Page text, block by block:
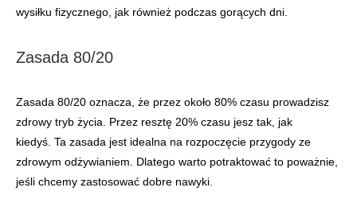
wysiłku fizycznego, jak również podczas gorących dni.
Zasada 80/20
Zasada 80/20 oznacza, że ​​przez około 80% czasu prowadzisz
zdrowy tryb życia. Przez resztę 20% czasu jesz tak, jak
kiedyś. Ta zasada jest idealna na rozpoczęcie przygody ze
zdrowym odżywianiem. Dlatego warto potraktować to poważnie,
jeśli chcemy zastosować dobre nawyki.